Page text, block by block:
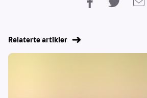
Relaterte artikler